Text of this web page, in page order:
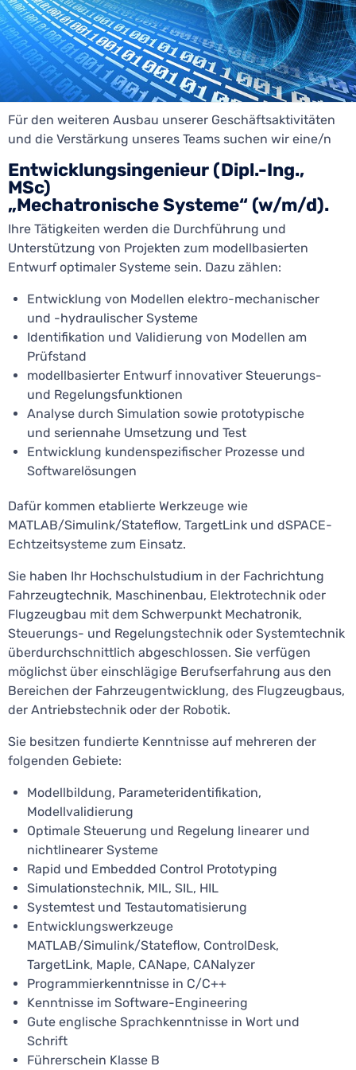
Für den weiteren Ausbau unserer Geschäftsaktivitäten
und die Verstärkung unseres Teams suchen wir eine/n
Entwicklungsingenieur (Dipl.-Ing.,
MSc)
„Mechatronische Systeme“ (w/m/d).
Ihre Tätigkeiten werden die Durchführung und
Unterstützung von Projekten zum modellbasierten
Entwurf optimaler Systeme sein. Dazu zählen:
Entwicklung von Modellen elektro-mechanischer
und -hydraulischer Systeme
Identifikation und Validierung von Modellen am
Prüfstand
modellbasierter Entwurf innovativer Steuerungs-
und Regelungsfunktionen
Analyse durch Simulation sowie prototypische
und seriennahe Umsetzung und Test
Entwicklung kundenspezifischer Prozesse und
Softwarelösungen
Dafür kommen etablierte Werkzeuge wie
MATLAB/Simulink/Stateflow, TargetLink und dSPACE-
Echtzeitsysteme zum Einsatz.
Sie haben Ihr Hochschulstudium in der Fachrichtung
Fahrzeugtechnik, Maschinenbau, Elektrotechnik oder
Flugzeugbau mit dem Schwerpunkt Mechatronik,
Steuerungs- und Regelungstechnik oder Systemtechnik
überdurchschnittlich abgeschlossen. Sie verfügen
möglichst über einschlägige Berufserfahrung aus den
Bereichen der Fahrzeugentwicklung, des Flugzeugbaus,
der Antriebstechnik oder der Robotik.
Sie besitzen fundierte Kenntnisse auf mehreren der
folgenden Gebiete:
Modellbildung, Parameteridentifikation,
Modellvalidierung
Optimale Steuerung und Regelung linearer und
nichtlinearer Systeme
Rapid und Embedded Control Prototyping
Simulationstechnik, MIL, SIL, HIL
Systemtest und Testautomatisierung
Entwicklungswerkzeuge
MATLAB/Simulink/Stateflow, ControlDesk,
TargetLink, Maple, CANape, CANalyzer
Programmierkenntnisse in C/C++
Kenntnisse im Software-Engineering
Gute englische Sprachkenntnisse in Wort und
Schrift
Führerschein Klasse B